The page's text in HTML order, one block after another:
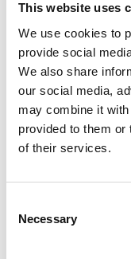
This website uses
We use cookies to
provide social
We also share
our social media,
may combine it
provided to them or
of their services.
Selection
Necessary
Tableaux de
Indicateurs
clés (DSO,